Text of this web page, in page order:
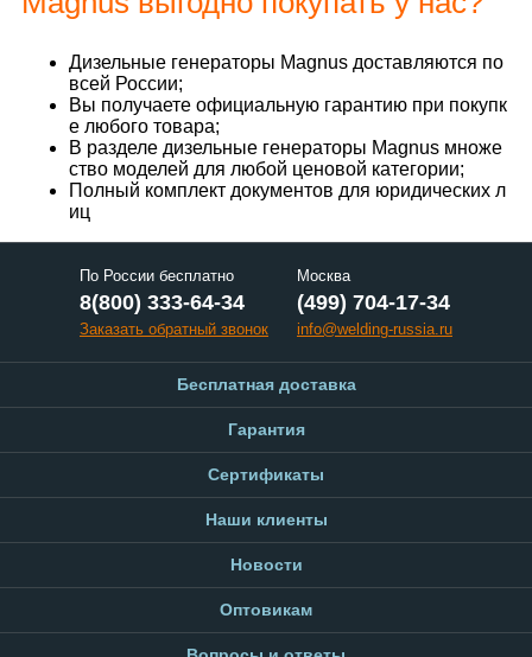
Дизельные генераторы Magnus доставляются по
всей России;
Вы получаете официальную гарантию при покупк
е любого товара;
В разделе дизельные генераторы Magnus множе
ство моделей для любой ценовой категории;
Полный комплект документов для юридических л
иц
По России бесплатно
8(800) 333-64-34
Заказать обратный звонок
Москва
(499) 704-17-34
info@welding-russia.ru
Бесплатная доставка
Гарантия
Сертификаты
Наши клиенты
Новости
Оптовикам